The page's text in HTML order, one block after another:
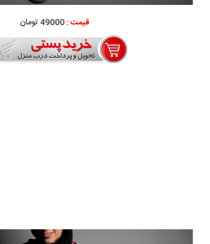
قیمت :49000 تومان